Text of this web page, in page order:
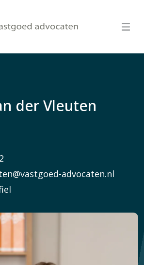
der Vleuten
advocaten.nl